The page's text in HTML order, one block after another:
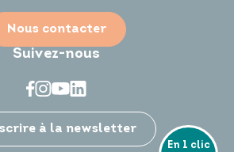
Je participe
Nous contacter
Suivez-nous
à la newsletter
En 1 clic